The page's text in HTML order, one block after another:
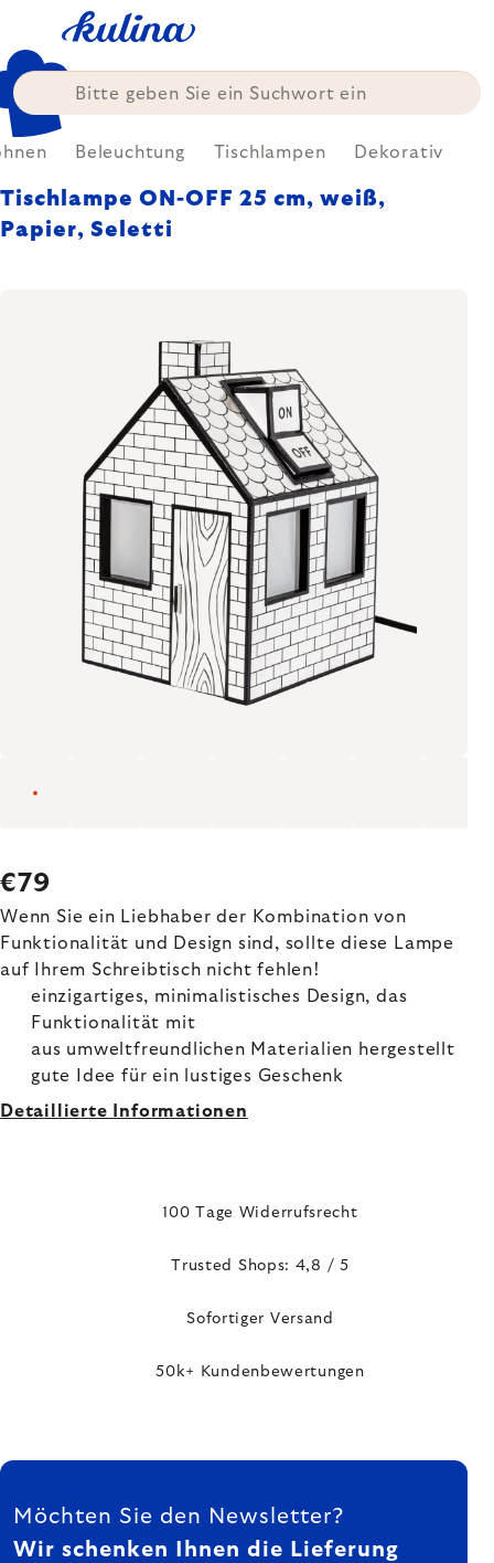
springen
Beleuchtung Tischlampen Dekorativ
Tischlampe ON-OFF 25 cm, weiß,
Papier, Seletti
€79
Wenn Sie ein Liebhaber der Kombination von
Funktionalität und Design sind, sollte diese Lampe
auf Ihrem Schreibtisch nicht fehlen!
einzigartiges, minimalistisches Design, das
Funktionalität mit
aus umweltfreundlichen Materialien hergestellt
gute Idee für ein lustiges Geschenk
Detaillierte Informationen
100 Tage Widerrufsrecht
Trusted Shops: 4,8 / 5
Sofortiger Versand
50k+ Kundenbewertungen
FUSSZEILE
Möchten Sie den Newsletter?
Wir schenken Ihnen die Lieferung